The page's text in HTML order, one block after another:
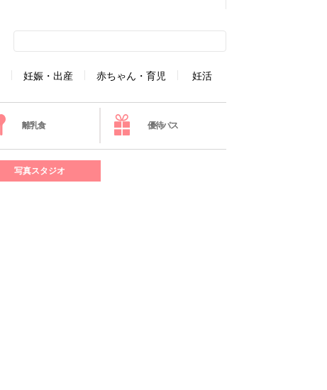
妊娠・出産 赤ちゃん・育児 妊活
離乳食 優待パス
写真スタジオ